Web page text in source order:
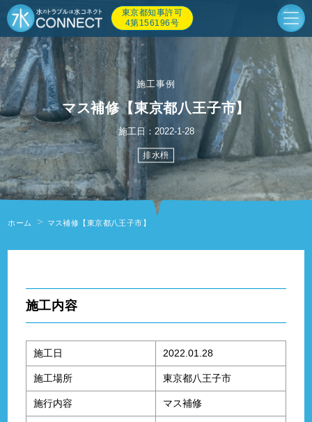
東京都知事許可
4第156196号
施工事例
マス補修【東京都八王子市】
施工日：2022-1-28
排水枡
ホーム マス補修【東京都八王子市】
施工内容
施工日 2022.01.28
施工場所 東京都八王子市
施行内容 マス補修